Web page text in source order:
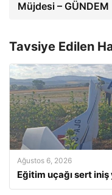
Müjdesi – GÜNDEM
Tavsiye Edilen
Ağustos 6, 2026
Eğitim uçağı sert